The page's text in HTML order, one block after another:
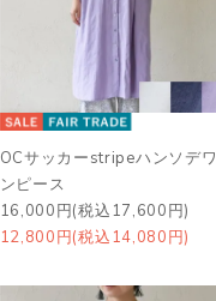
OCサッカーstripeハンソデワ
ンピース
16,000円(税込17,600円)
12,800円(税込14,080円)